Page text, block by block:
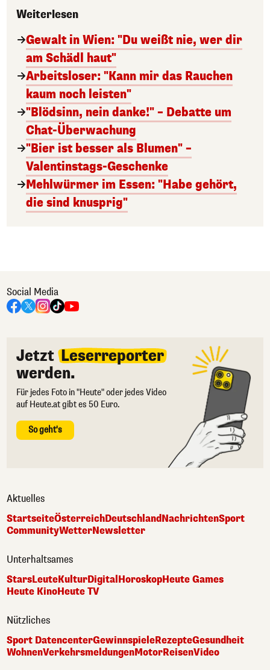
Weiterlesen
Gewalt in Wien: "Du weißt nie, wer dir
am Schädl haut"
Arbeitsloser: "Kann mir das Rauchen
kaum noch leisten"
"Blödsinn, nein danke!" – Debatte um
Chat-Überwachung
"Bier ist besser als Blumen" –
Valentinstags-Geschenke
Mehlwürmer im Essen: "Habe gehört,
die sind knusprig"
Social Media
Jetzt Leserreporter
werden.
Für jedes Foto in "Heute" oder jedes Video
auf Heute.at gibt es 50 Euro.
So geht's
Aktuelles
StartseiteÖsterreichDeutschlandNachrichtenSport
CommunityWetterNewsletter
Unterhaltsames
StarsLeuteKulturDigital HoroskopHeute Games
Heute KinoHeute TV
Nützliches
Sport DatencenterGewinnspieleRezepteGesundheit
WohnenVerkehrsmeldungenMotorReisenVideo